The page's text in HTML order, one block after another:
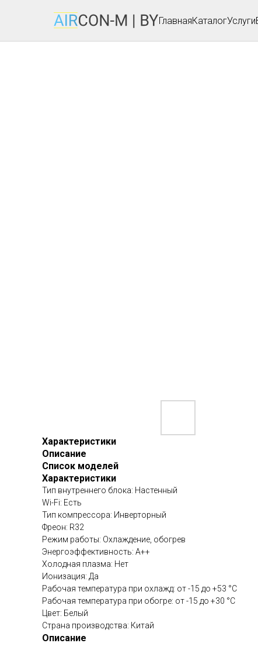
ГлавнаяКаталогУслуги
Характеристики
Описание
Список моделей
Характеристики
Тип внутреннего блока: Настенный
Wi-Fi: Есть
Тип компрессора: Инверторный
Фреон: R32
Режим работы: Охлаждение, обогрев
Энергоэффективность: A++
Холодная плазма: Нет
Ионизация: Да
Рабочая температура при охлажд: от -15 до +53 °C
Рабочая температура при обогре: от -15 до +30 °C
Цвет: Белый
Страна производства: Китай
Описание